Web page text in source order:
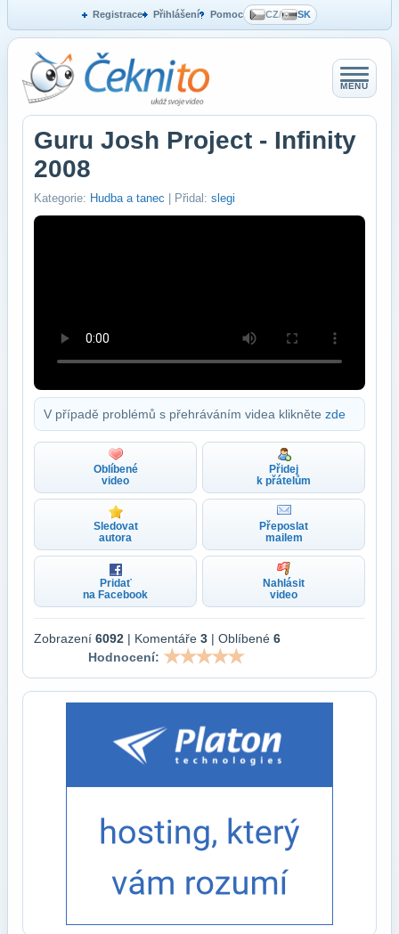
Registrace Přihlášení Pomoc CZ/ SK
MENU
Guru Josh Project - Infinity
2008
Kategorie: Hudba a tanec | Přidal: slegi
V případě problémů s přehráváním videa klikněte zde
Oblíbené
video
Přidej
k přátelům
Sledovat
autora
Přeposlat
mailem
Pridať
na Facebook
Nahlásit
video
Zobrazení 6092 | Komentáře 3 | Oblíbené 6
Hodnocení: